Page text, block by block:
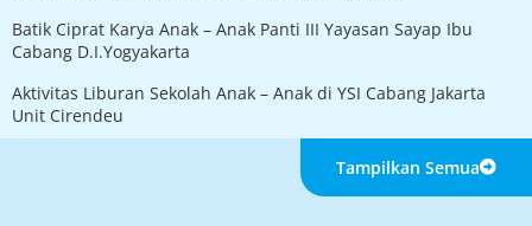
Batik Ciprat Karya Anak – Anak Panti III Yayasan Sayap Ibu
Cabang D.I.Yogyakarta
Aktivitas Liburan Sekolah Anak – Anak di YSI Cabang Jakarta
Unit Cirendeu
Tampilkan Semua